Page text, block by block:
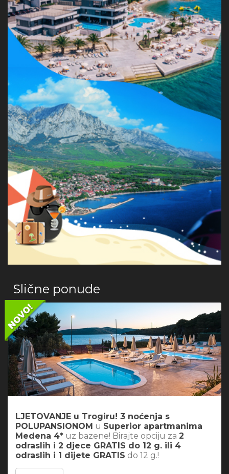
Slične ponude
LJETOVANJE u Trogiru! 3 noćenja s
POLUPANSIONOM u Superior apartmanima
Medena 4* uz bazene! Birajte opciju za 2
odraslih i 2 djece GRATIS do 12 g. ili 4
odraslih i 1 dijete GRATIS do 12 g.!